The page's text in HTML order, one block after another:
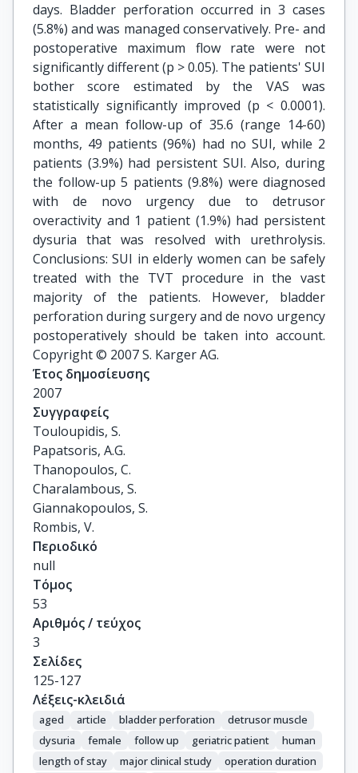
days. Bladder perforation occurred in 3 cases
(5.8%) and was managed conservatively. Pre- and
postoperative maximum flow rate were not
significantly different (p > 0.05). The patients' SUI
bother score estimated by the VAS was
statistically significantly improved (p < 0.0001).
After a mean follow-up of 35.6 (range 14-60)
months, 49 patients (96%) had no SUI, while 2
patients (3.9%) had persistent SUI. Also, during
the follow-up 5 patients (9.8%) were diagnosed
with de novo urgency due to detrusor
overactivity and 1 patient (1.9%) had persistent
dysuria that was resolved with urethrolysis.
Conclusions: SUI in elderly women can be safely
treated with the TVT procedure in the vast
majority of the patients. However, bladder
perforation during surgery and de novo urgency
postoperatively should be taken into account.
Copyright © 2007 S. Karger AG.
Έτος δημοσίευσης
2007
Συγγραφείς
Touloupidis, S.
Papatsoris, A.G.
Thanopoulos, C.
Charalambous, S.
Giannakopoulos, S.
Rombis, V.
Περιοδικό
null
Τόμος
53
Αριθμός / τεύχος
3
Σελίδες
125-127
Λέξεις-κλειδιά
aged article bladder perforation
detrusor muscle
dysuria
female follow up geriatric patient
human
length of stay
major clinical study
operation duration